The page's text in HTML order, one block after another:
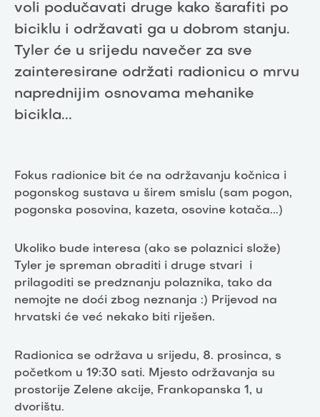
voli podučavati druge kako šarafiti po
biciklu i održavati ga u dobrom stanju.
Tyler će u srijedu navečer za sve
zainteresirane održati radionicu o mrvu
naprednijim osnovama mehanike
bicikla...
Fokus radionice bit će na održavanju kočnica i
pogonskog sustava u širem smislu (sam pogon,
pogonska posovina, kazeta, osovine kotača...)
Ukoliko bude interesa (ako se polaznici slože)
Tyler je spreman obraditi i druge stvari i
prilagoditi se predznanju polaznika, tako da
nemojte ne doći zbog neznanja :) Prijevod na
hrvatski će već nekako biti riješen.
Radionica se održava u srijedu, 8. prosinca, s
početkom u 19:30 sati. Mjesto održavanja su
prostorije Zelene akcije, Frankopanska 1, u
dvorištu.